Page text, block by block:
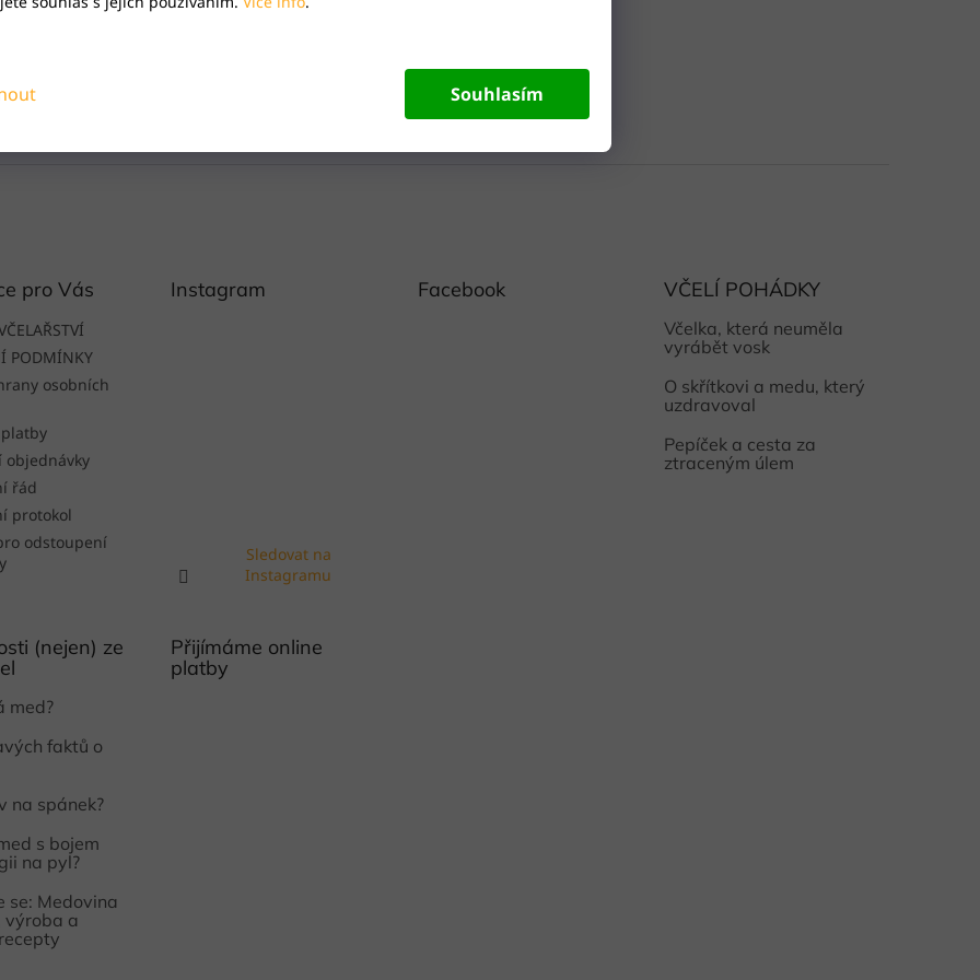
Souhlasím
pro Vás
PODMÍNKY
osobních
objednávky
řád
protokol
odstoupení
Instagram
Sledovat na
Instagramu
Facebook VČELÍ POHÁDKY
Včelka, která neuměla
vyrábět vosk
O skřítkovi a medu, který
uzdravoval
Pepíček a cesta za
ztraceným úlem
(nejen) ze
med?
faktů o
na spánek?
s bojem
na pyl?
se: Medovina
výroba a
Přijímáme online
platby